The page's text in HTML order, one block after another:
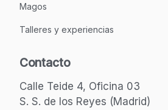
Magos
Talleres y experiencias
Contacto
Calle Teide 4, Oficina 03
S. S. de los Reyes (Madrid)